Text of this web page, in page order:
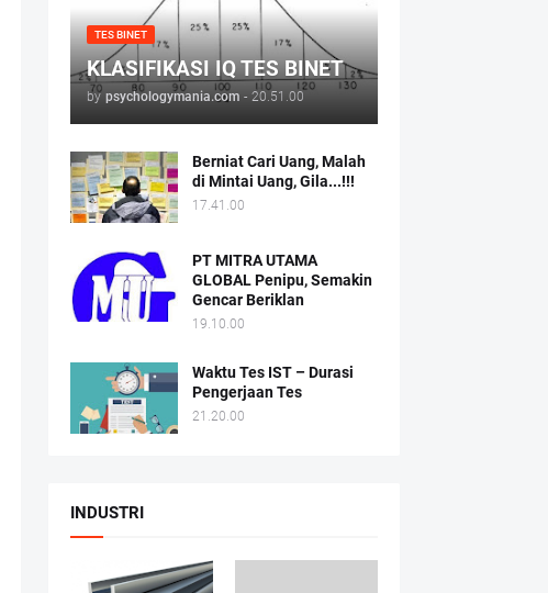
TES BINET
KLASIFIKASI IQ TES BINET
by psychologymania.com - 20.51.00
Berniat Cari Uang, Malah
di Mintai Uang, Gila...!!!
17.41.00
PT MITRA UTAMA
GLOBAL Penipu, Semakin
Gencar Beriklan
19.10.00
Waktu Tes IST – Durasi
Pengerjaan Tes
21.20.00
INDUSTRI